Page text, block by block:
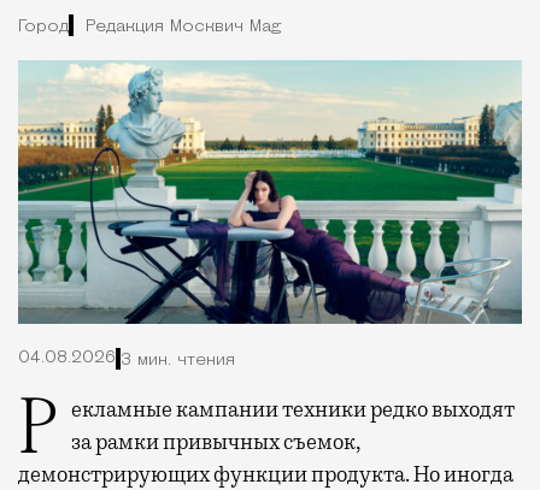
Город Редакция Москвич Mag
04.08.2026 3 мин. чтения
Рекламные кампании техники редко выходят
за рамки привычных съемок,
демонстрирующих функции продукта. Но иногда